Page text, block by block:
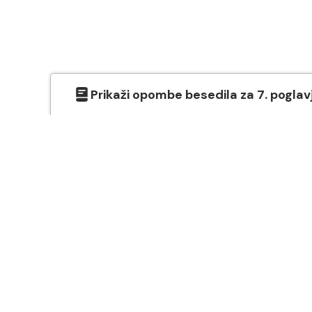
Prikaži opombe besedila za 7.